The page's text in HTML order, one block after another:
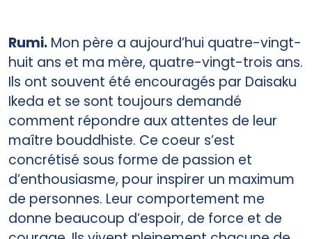
Rumi. Mon père a aujourd’hui quatre-vingt-
huit ans et ma mère, quatre-vingt-trois ans.
Ils ont souvent été encouragés par Daisaku
Ikeda et se sont toujours demandé
comment répondre aux attentes de leur
maître bouddhiste. Ce coeur s’est
concrétisé sous forme de passion et
d’enthousiasme, pour inspirer un maximum
de personnes. Leur comportement me
donne beaucoup d’espoir, de force et de